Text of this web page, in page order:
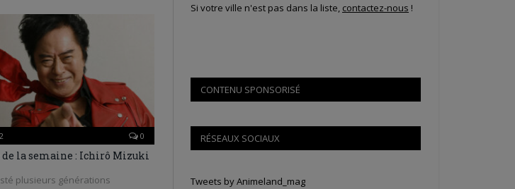
0
la semaine : Ichirô Mizuki
plusieurs générations
Si votre ville n'est pas dans la liste, contactez-nous !
CONTENU SPONSORISÉ
RÉSEAUX SOCIAUX
Tweets by Animeland_mag